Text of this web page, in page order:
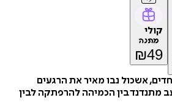
קולי
מתנה
₪
אשכול נבו מאיר את הרגעים
בין הכמיהה להרפתקה לבין